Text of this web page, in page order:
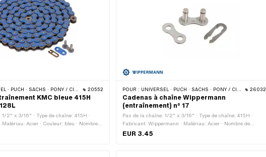
· PONY / CILO (BÊTA 521 & 512) · ZÜNDAPP BELMONDO · TOMOS · BYE BIKE 20552
KMC bleue 415H
2" x 3/16" · Type de chaîne: 415H ·
Matériau: Acier · Couleur: bleu · Nombre
· Circonférence de roulement: 1626
POUR : UNIVERSEL · PUCH · SACHS · PONY / CILO (BÊTA 521 & 512) · ZÜNDAPP BELMONDO · TOMOS · BYE BIKE 26032
Cadenas à chaîne Wippermann
(entraînement) n° 17
Pas de la chaîne: 1/2" x 3/16" · Type de chaîne: 415H ·
Fabricant: Wippermann · Matériau: Acier · Nombre de
maillons: 1 pcs · Type de cadenas à chaîne: Fermeture à
EUR 3.45